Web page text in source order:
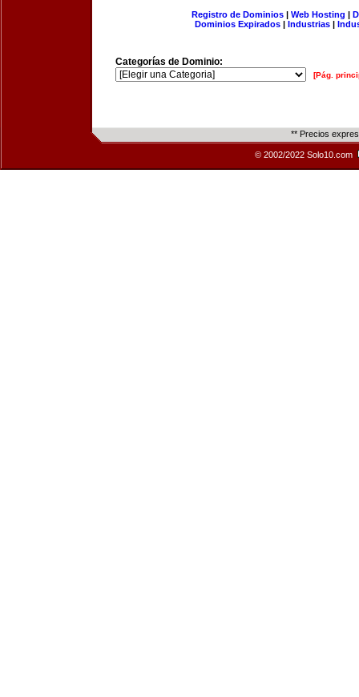
Registro de Dominios| Web Hosting |
Dominios Expirados | Industrias |
Categorías de Dominio:
[Pág.
** Precios
© 2002/2022 Solo10.com